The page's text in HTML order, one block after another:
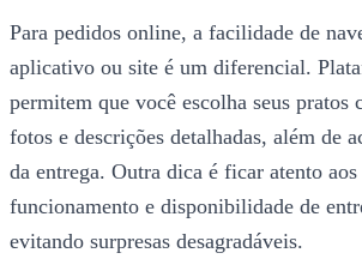
Para pedidos online, a facilidade de
aplicativo ou site é um diferencial.
permitem que você escolha seus pratos
fotos e descrições detalhadas, além de
da entrega. Outra dica é ficar atento
funcionamento e disponibilidade de
evitando surpresas desagradáveis.